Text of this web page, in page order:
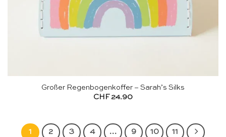
Großer Regenbogenkoffer – Sarah’s Silks
CHF 24.90
1 2 3 4 … 9 10 11